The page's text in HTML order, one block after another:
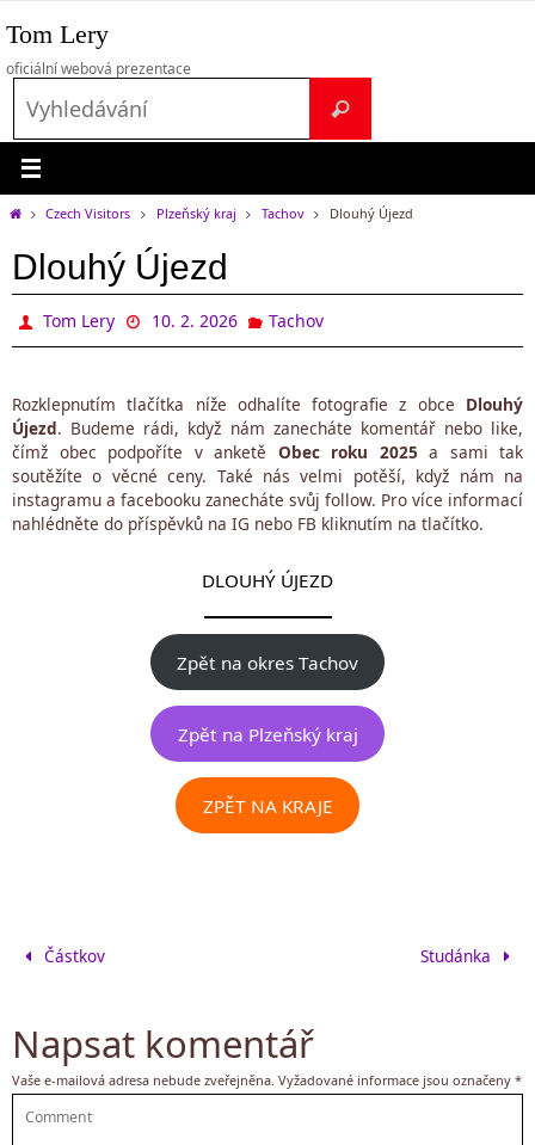
na
obsah
Tom Lery
oficiální webová prezentace
Vyhledávání
HomeCzech Visitors Plzeňský kraj Tachov Dlouhý Újezd
Dlouhý Újezd
Tom Lery 10. 2. 2026 Tachov
Rozklepnutím tlačítka níže odhalíte fotografie z obce Dlouhý
Újezd. Budeme rádi, když nám zanecháte komentář nebo like,
čímž obec podpoříte v anketě Obec roku 2025a sami tak
soutěžíte o věcné ceny. Také nás velmi potěší, když nám na
instagramu a facebooku zanecháte svůj follow. Pro více informací
nahlédněte do příspěvků na IG nebo FB kliknutím na tlačítko.
DLOUHÝ ÚJEZD
Zpět na okres Tachov
Zpět na Plzeňský kraj
ZPĚT NA KRAJE
Částkov Studánka
Napsat komentář
Vaše e-mailová adresa nebude zveřejněna. Vyžadované informace jsou označeny *